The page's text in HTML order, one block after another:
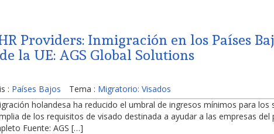
Providers: Inmigración en los Países
la UE: AGS Global Solutions
: Países Bajos Tema : Migratorio: Visados
holandesa ha reducido el umbral de ingresos mínimos para
de los requisitos de visado destinada a ayudar a las empresas
Fuente: AGS […]